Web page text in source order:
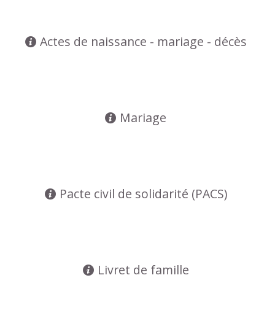
Actes de naissance - mariage - décès
Mariage
Pacte civil de solidarité (PACS)
Livret de famille